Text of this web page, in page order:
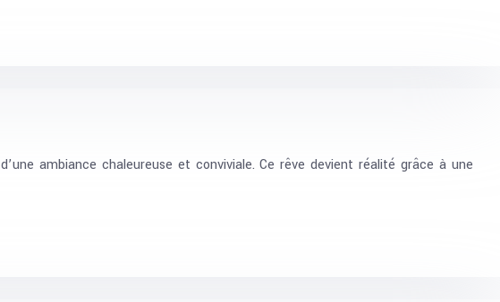
ambiance chaleureuse et conviviale. Ce rêve devient réalité grâce à une